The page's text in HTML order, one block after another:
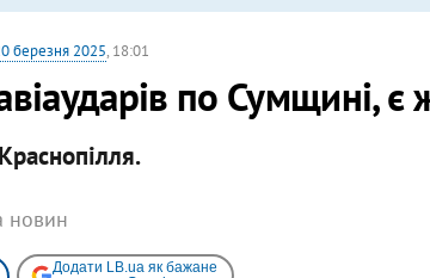
березня 2025, 18:01
по Сумщині, є
новин
Додати LB.ua як бажане